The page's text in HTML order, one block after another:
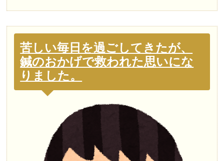
苦しい毎日を過ごしてきたが、
鍼のおかげで救われた思いにな
りました。